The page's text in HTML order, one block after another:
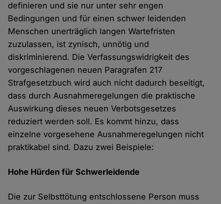
definieren und sie nur unter sehr engen
Bedingungen und für einen schwer leidenden
Menschen unerträglich langen Wartefristen
zuzulassen, ist zynisch, unnötig und
diskriminierend. Die Verfassungswidrigkeit des
vorgeschlagenen neuen Paragrafen 217
Strafgesetzbuch wird auch nicht dadurch beseitigt,
dass durch Ausnahmeregelungen die praktische
Auswirkung dieses neuen Verbotsgesetzes
reduziert werden soll. Es kommt hinzu, dass
einzelne vorgesehene Ausnahmeregelungen nicht
praktikabel sind. Dazu zwei Beispiele:
Hohe Hürden für Schwerleidende
Die zur Selbsttötung entschlossene Person muss